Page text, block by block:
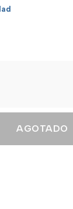
AGOTADO